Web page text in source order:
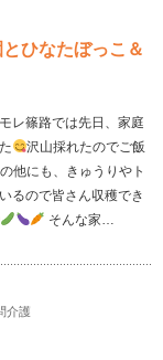
ひなたぼっこ＆
レ篠路では先日、家庭
沢山採れたのでご飯
他にも、きゅうりやト
るので皆さん収穫でき
そんな家…
介護